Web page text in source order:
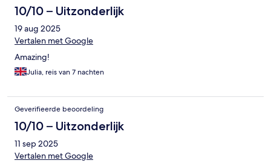
10/10 – Uitzonderlijk
19 aug 2025
Vertalen met Google
Amazing!
Julia, reis van 7 nachten
Geverifieerde beoordeling
10/10 – Uitzonderlijk
11 sep 2025
Vertalen met Google